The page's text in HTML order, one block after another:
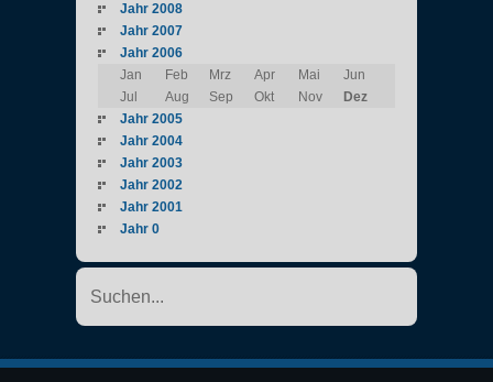
Jahr 2008
Jahr 2007
Jahr 2006
Jan
Feb Mrz Apr Mai
Jun
Jul
Aug Sep Okt Nov
Dez
Jahr 2005
Jahr 2004
Jahr 2003
Jahr 2002
Jahr 2001
Jahr 0